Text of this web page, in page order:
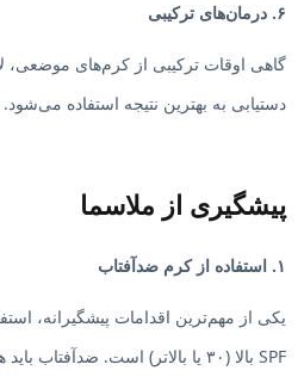
۶. درمان‌های ترکیبی
گاهی اوقات ترکیبی از کرم‌های موضعی،
دستیابی به بهترین نتیجه استفاده می‌شود.
پیشگیری از ملاسما
۱. استفاده از کرم ضدآفتاب
یکی از مهم‌ترین اقدامات پیشگیرانه،